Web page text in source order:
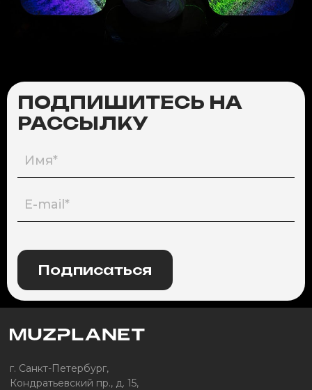
ПОДПИШИТЕСЬ НА
РАССЫЛКУ
Подписаться
г. Санкт-Петербург,
Кондратьевский пр., д. 15,